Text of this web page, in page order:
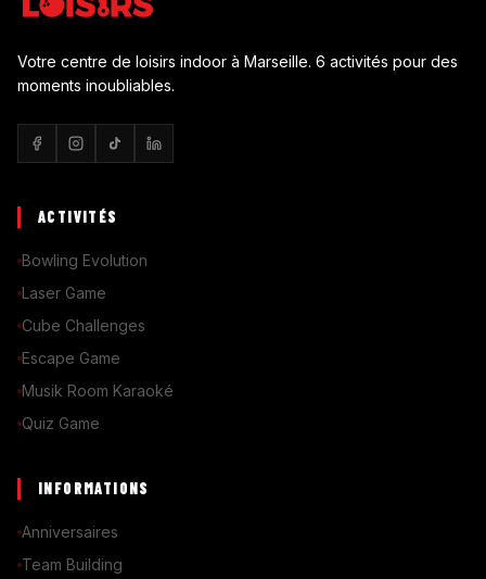
Votre centre de loisirs indoor à Marseille. 6 activités pour des
moments inoubliables.
ACTIVITÉS
Bowling Evolution
Laser Game
Cube Challenges
Escape Game
Musik Room Karaoké
Quiz Game
INFORMATIONS
Anniversaires
Team Building